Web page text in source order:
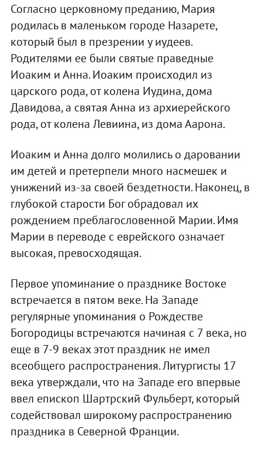
Согласно церковному преданию, Мария
родилась в маленьком городе Назарете,
который был в презрении у иудеев.
Родителями ее были святые праведные
Иоаким и Анна. Иоаким происходил из
царского рода, от колена Иудина, дома
Давидова, а святая Анна из архиерейского
рода, от колена Левиина, из дома Аарона.
Иоаким и Анна долго молились о даровании
им детей и претерпели много насмешек и
унижений из-за своей бездетности. Наконец, в
глубокой старости Бог обрадовал их
рождением преблагословенной Марии. Имя
Марии в переводе с еврейского означает
высокая, превосходящая.
Первое упоминание о празднике Востоке
встречается в пятом веке. На Западе
регулярные упоминания о Рождестве
Богородицы встречаются начиная с 7 века, но
еще в 7-9 веках этот праздник не имел
всеобщего распространения. Литургисты 17
века утверждали, что на Западе его впервые
ввел епископ Шартрский Фульберт, который
содействовал широкому распространению
праздника в Северной Франции.